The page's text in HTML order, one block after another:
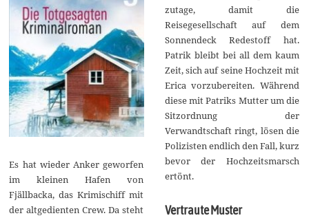
Es hat wieder Anker geworfen
im kleinen Hafen von
Fjällbacka, das Krimischiff mit
der altgedienten Crew. Da steht
zutage, damit die
Reisegesellschaft auf dem
Sonnendeck Redestoff hat.
Patrik bleibt bei all dem kaum
Zeit, sich auf seine Hochzeit mit
Erica vorzubereiten. Während
diese mit Patriks Mutter um die
Sitzordnung der
Verwandtschaft ringt, lösen die
Polizisten endlich den Fall, kurz
bevor der Hochzeitsmarsch
ertönt.
Vertraute Muster